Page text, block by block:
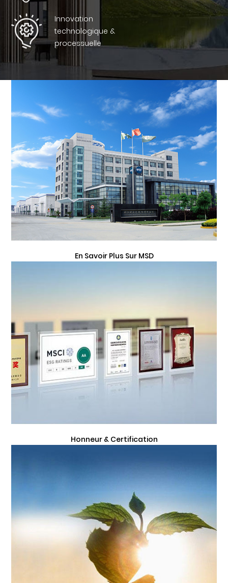
Innovation
technologique &
processuelle
En Savoir Plus Sur MSD
Honneur & Certification